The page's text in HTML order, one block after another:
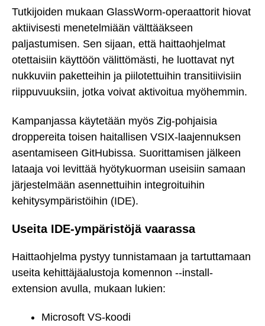
Tutkijoiden mukaan GlassWorm-operaattorit hiovat
aktiivisesti menetelmiään välttääkseen
paljastumisen. Sen sijaan, että haittaohjelmat
otettaisiin käyttöön välittömästi, he luottavat nyt
nukkuviin paketteihin ja piilotettuihin transitiivisiin
riippuvuuksiin, jotka voivat aktivoitua myöhemmin.
Kampanjassa käytetään myös Zig-pohjaisia
droppereita toisen haitallisen VSIX-laajennuksen
asentamiseen GitHubissa. Suorittamisen jälkeen
lataaja voi levittää hyötykuorman useisiin samaan
järjestelmään asennettuihin integroituihin
kehitysympäristöihin (IDE).
Useita IDE-ympäristöjä vaarassa
Haittaohjelma pystyy tunnistamaan ja tartuttamaan
useita kehittäjäalustoja komennon --install-
extension avulla, mukaan lukien:
Microsoft VS-koodi